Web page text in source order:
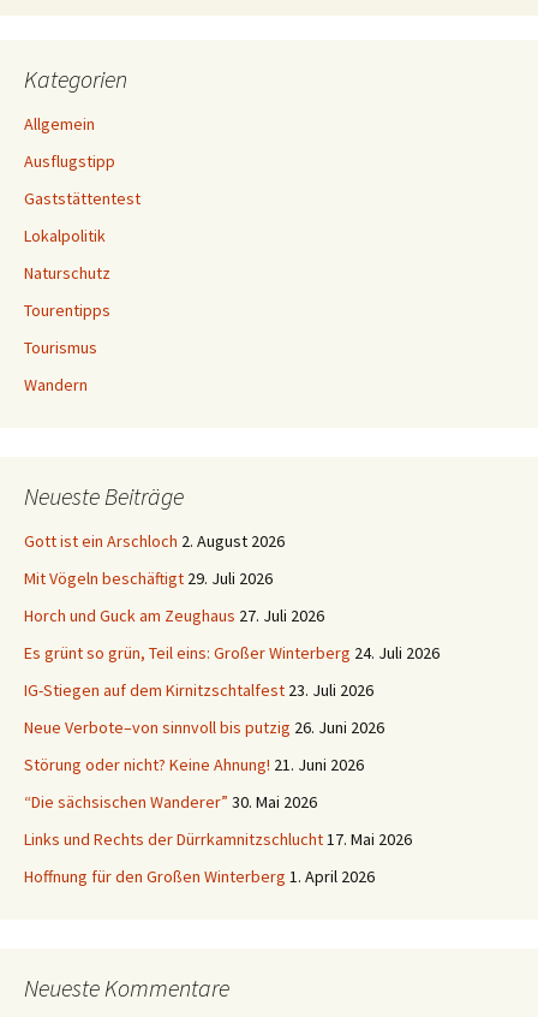
Kategorien
Allgemein
Ausflugstipp
Gaststättentest
Lokalpolitik
Naturschutz
Tourentipps
Tourismus
Wandern
Neueste Beiträge
Gott ist ein Arschloch 2. August 2026
Mit Vögeln beschäftigt 29. Juli 2026
Horch und Guck am Zeughaus 27. Juli 2026
Es grünt so grün, Teil eins: Großer Winterberg 24. Juli 2026
IG-Stiegen auf dem Kirnitzschtalfest 23. Juli 2026
Neue Verbote–von sinnvoll bis putzig 26. Juni 2026
Störung oder nicht? Keine Ahnung! 21. Juni 2026
“Die sächsischen Wanderer” 30. Mai 2026
Links und Rechts der Dürrkamnitzschlucht17. Mai 2026
Hoffnung für den Großen Winterberg 1. April 2026
Neueste Kommentare